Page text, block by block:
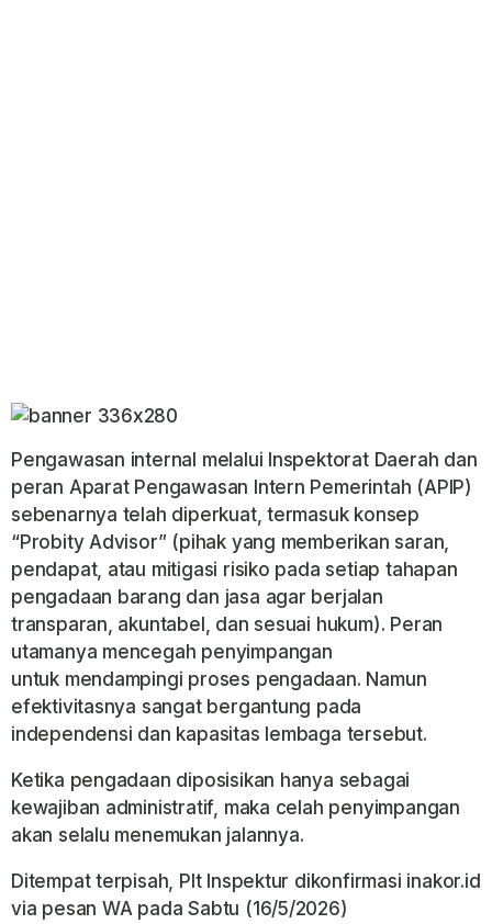
Pengawasan internal melalui Inspektorat Daerah dan
peran Aparat Pengawasan Intern Pemerintah (APIP)
sebenarnya telah diperkuat, termasuk konsep
“Probity Advisor” (pihak yang memberikan saran,
pendapat, atau mitigasi risiko pada setiap tahapan
pengadaan barang dan jasa agar berjalan
transparan, akuntabel, dan sesuai hukum). Peran
utamanya mencegah penyimpangan
untuk mendampingi proses pengadaan. Namun
efektivitasnya sangat bergantung pada
independensi dan kapasitas lembaga tersebut.
Ketika pengadaan diposisikan hanya sebagai
kewajiban administratif, maka celah penyimpangan
akan selalu menemukan jalannya.
Ditempat terpisah, Plt Inspektur dikonfirmasi inakor.id
via pesan WA pada Sabtu (16/5/2026)